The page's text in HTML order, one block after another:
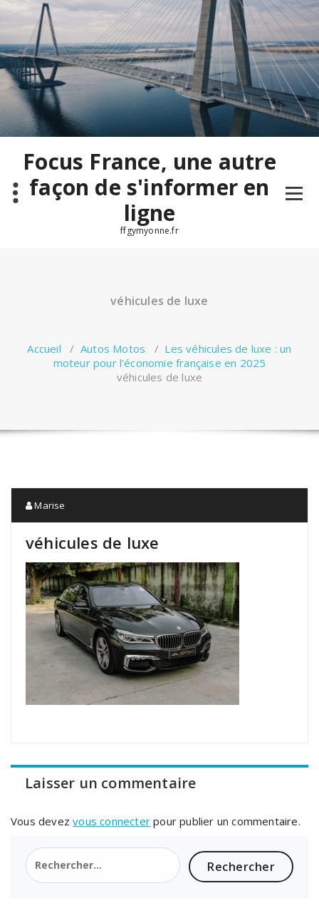
contenu
Focus France, une autre
façon de s'informer en
ligne
ffgymyonne.fr
véhicules de luxe
Accueil / Autos Motos / Les véhicules de luxe : un
moteur pour l'économie française en 2025
véhicules de luxe
Marise
véhicules de luxe
Laisser un commentaire
Vous devezvous connecter pour publier un commentaire.
Rechercher :